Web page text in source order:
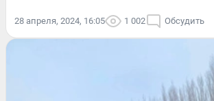
28 апреля, 2024, 16:05 1 002 Обсудить